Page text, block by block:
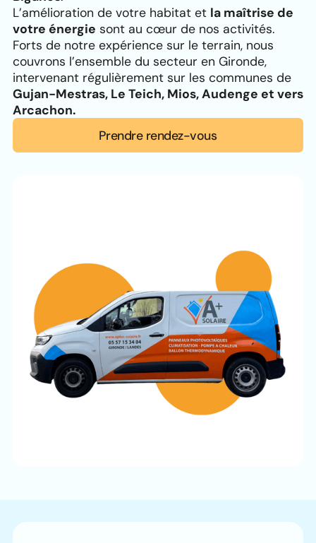
L’amélioration de votre habitat et la maîtrise de
votre énergie sont au cœur de nos activités.
Forts de notre expérience sur le terrain, nous
couvrons l’ensemble du secteur en Gironde,
intervenant régulièrement sur les communes de
Gujan-Mestras, Le Teich, Mios, Audenge et vers
Arcachon.
Prendre rendez-vous